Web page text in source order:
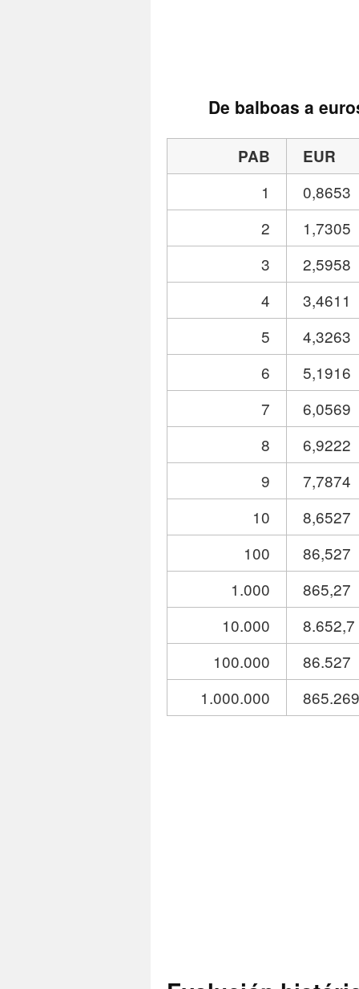
De balboas a
PAB
EUR
1
0,8653
2
1,7305
3
2,5958
4
3,4611
5
4,3263
6
5,1916
7
6,0569
8
6,9222
9
7,7874
10
8,6527
100
86,527
1.000
865,27
10.000
8.652,7
100.000
86.527
1.000.000
865.269